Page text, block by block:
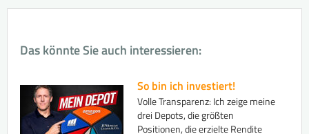
Das könnte Sie auch interessieren:
So bin ich investiert!
Volle Transparenz: Ich zeige meine
drei Depots, die größten
Positionen, die erzielte Rendite